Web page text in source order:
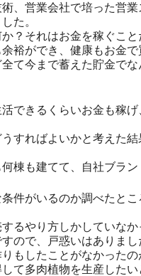
、営業会社で培った営業
た。
？それはお金を稼ぐこと
裕ができ、健康もお金
て今まで蓄えた貯金で
できるくらいお金も稼
すればよいかと考えた
棟も建てて、自社ブラン
件がいるのか調べたと
るやり方しかしていな
ので、戸惑いはありまし
もしたことがなかったの
て多肉植物を生産した